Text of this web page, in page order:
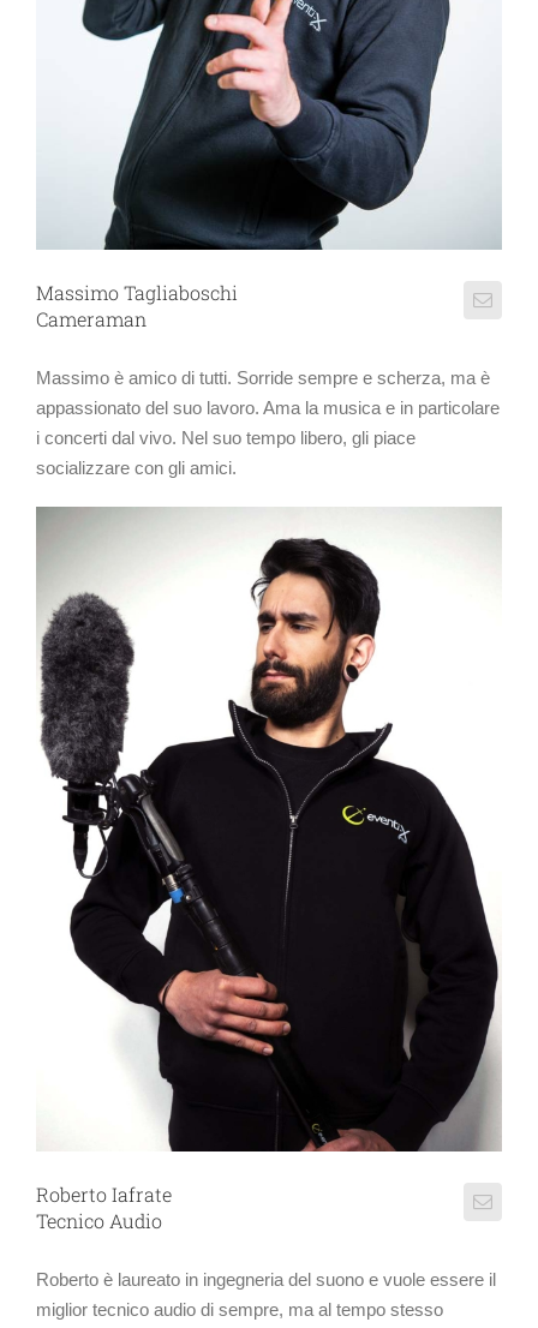
Massimo Tagliaboschi
Cameraman
Massimo è amico di tutti. Sorride sempre e scherza, ma è
appassionato del suo lavoro. Ama la musica e in particolare
i concerti dal vivo. Nel suo tempo libero, gli piace
socializzare con gli amici.
Roberto Iafrate
Tecnico Audio
Roberto è laureato in ingegneria del suono e vuole essere il
miglior tecnico audio di sempre, ma al tempo stesso